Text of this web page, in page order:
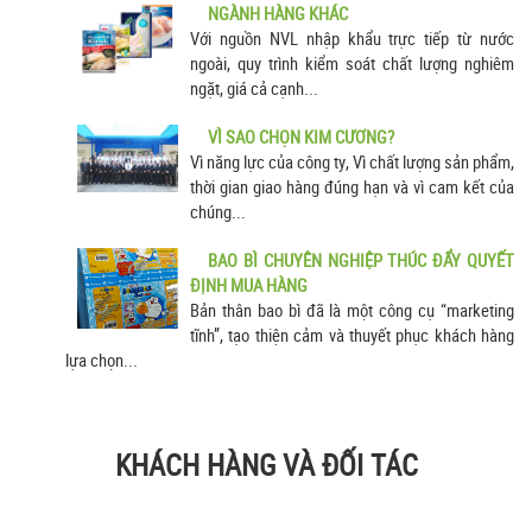
NGÀNH HÀNG KHÁC
Với nguồn NVL nhập khẩu trực tiếp từ nước
ngoài, quy trình kiểm soát chất lượng nghiêm
ngặt, giá cả cạnh...
VÌ SAO CHỌN KIM CƯƠNG?
Vì năng lực của công ty, Vì chất lượng sản phẩm,
thời gian giao hàng đúng hạn và vì cam kết của
chúng...
BAO BÌ CHUYÊN NGHIỆP THÚC ĐẨY QUYẾT
ĐỊNH MUA HÀNG
Bản thân bao bì đã là một công cụ “marketing
tĩnh”, tạo thiện cảm và thuyết phục khách hàng
lựa chọn...
KHÁCH HÀNG VÀ ĐỐI TÁC